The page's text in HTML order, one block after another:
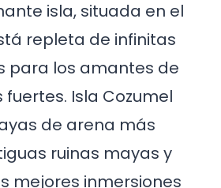
isla, situada en el
repleta de infinitas
para los amantes de
Isla Cozumel
de arena más
ruinas mayas y
mejores inmersiones